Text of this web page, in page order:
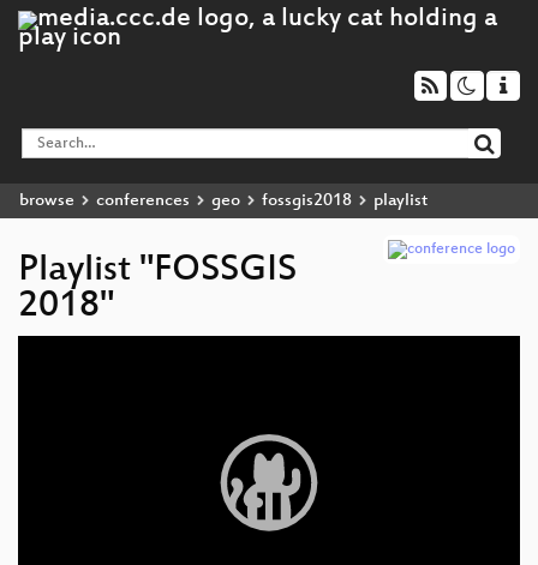
browse conferences geo fossgis2018 playlist
Playlist "FOSSGIS
2018"